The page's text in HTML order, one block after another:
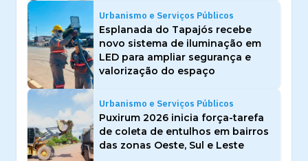
Urbanismo e Serviços Públicos
Esplanada do Tapajós recebe
novo sistema de iluminação em
LED para ampliar segurança e
valorização do espaço
Urbanismo e Serviços Públicos
Puxirum 2026 inicia força-tarefa
de coleta de entulhos em bairros
das zonas Oeste, Sul e Leste